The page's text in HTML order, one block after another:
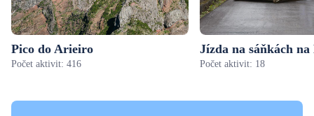
Pico do Arieiro
Počet aktivit: 416
Jízda na sáňkách na
Počet aktivit: 18